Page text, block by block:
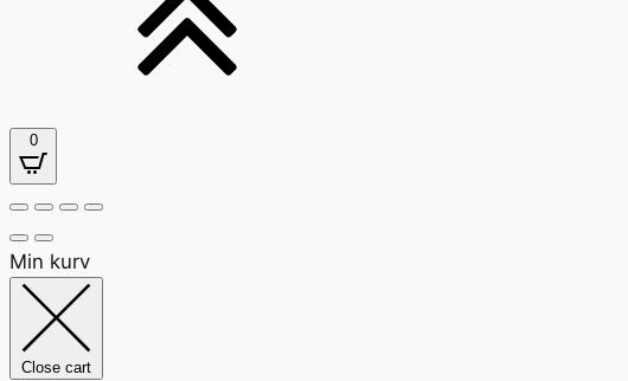
0
Min kurv
Close cart